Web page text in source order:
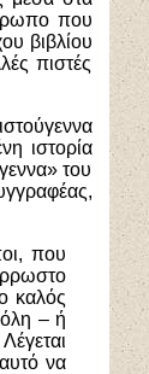
που
βιβλίου
πιστές
ιστορία
του
που
καλός
– ή
να